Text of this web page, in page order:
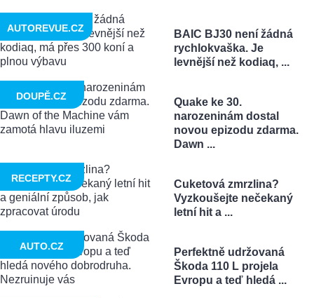
BAIC BJ30 není žádná
rychlokvaška. Je
levnější než kodiaq, ...
AUTOREVUE.CZ
Quake ke 30.
narozeninám dostal
novou epizodu zdarma.
Dawn ...
DOUPĚ.CZ
Cuketová zmrzlina?
Vyzkoušejte nečekaný
letní hit a ...
RECEPTY.CZ
Perfektně udržovaná
Škoda 110 L projela
Evropu a teď hledá ...
AUTO.CZ